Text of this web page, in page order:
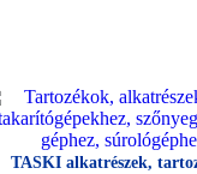
TASKI alkatrészek,